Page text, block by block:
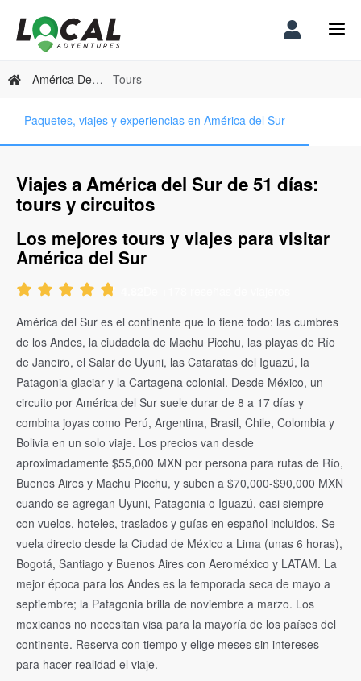
América Del Sur Tours
Paquetes, viajes y experiencias en América del Sur
Viajes a América del Sur de 51 días:
tours y circuitos
Los mejores tours y viajes para visitar
América del Sur
América del Sur es el continente que lo tiene todo: las cumbres
de los Andes, la ciudadela de Machu Picchu, las playas de Río
de Janeiro, el Salar de Uyuni, las Cataratas del Iguazú, la
Patagonia glaciar y la Cartagena colonial. Desde México, un
circuito por América del Sur suele durar de 8 a 17 días y
combina joyas como Perú, Argentina, Brasil, Chile, Colombia y
Bolivia en un solo viaje. Los precios van desde
aproximadamente $55,000 MXN por persona para rutas de Río,
Buenos Aires y Machu Picchu, y suben a $70,000-$90,000 MXN
cuando se agregan Uyuni, Patagonia o Iguazú, casi siempre
con vuelos, hoteles, traslados y guías en español incluidos. Se
vuela directo desde la Ciudad de México a Lima (unas 6 horas),
Bogotá, Santiago y Buenos Aires con Aeroméxico y LATAM. La
mejor época para los Andes es la temporada seca de mayo a
septiembre; la Patagonia brilla de noviembre a marzo. Los
mexicanos no necesitan visa para la mayoría de los países del
continente. Reserva con tiempo y elige meses sin intereses
para hacer realidad el viaje.